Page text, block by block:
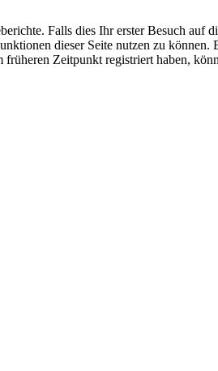
Falls dies Ihr erster Besuch auf
dieser Seite nutzen zu können.
Zeitpunkt registriert haben,